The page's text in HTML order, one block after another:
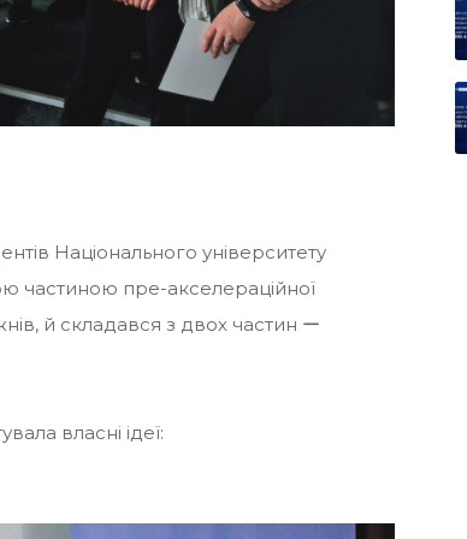
Національного університету
частиною пре-акселераційної
й складався з двох частин ー
власні ідеї: